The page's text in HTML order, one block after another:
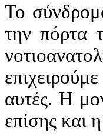
Το
την πόρτα
αυτές. Η
επίσης και